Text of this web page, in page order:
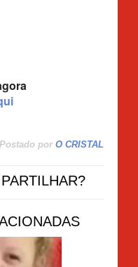
Postado por O CRISTAL